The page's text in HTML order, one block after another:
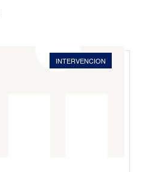
INTERVENCION